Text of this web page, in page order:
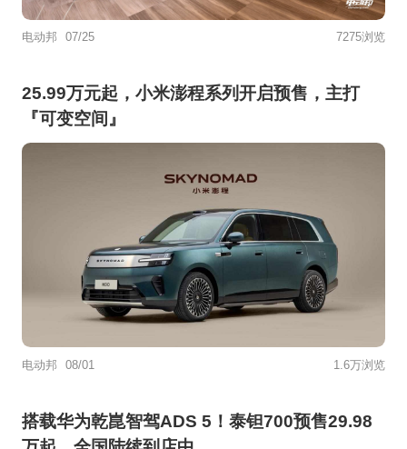
电动邦 07/25 7275浏览
25.99万元起，小米澎程系列开启预售，主打
『可变空间』
电动邦 08/01 1.6万浏览
搭载华为乾崑智驾ADS 5！泰钽700预售29.98